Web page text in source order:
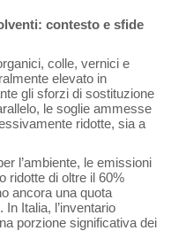
contesto e sfide
colle, vernici e
elevato in
gli sforzi di sostituzione
le soglie ammesse
ridotte, sia a
l’ambiente, le emissioni
ridotte di oltre il 60%
ancora una quota
Italia, l’inventario
porzione significativa dei